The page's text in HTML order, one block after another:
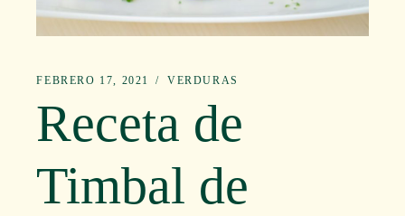
FEBRERO 17, 2021 VERDURAS
Receta de
Timbal de